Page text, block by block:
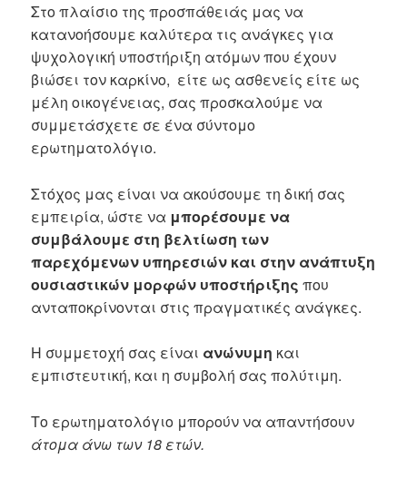
Στο πλαίσιο της προσπάθειάς μας να
κατανοήσουμε καλύτερα τις ανάγκες για
ψυχολογική υποστήριξη ατόμων που έχουν
βιώσει τον καρκίνο, είτε ως ασθενείς είτε ως
μέλη οικογένειας, σας προσκαλούμε να
συμμετάσχετε σε ένα σύντομο
ερωτηματολόγιο.
Στόχος μας είναι να ακούσουμε τη δική σας
εμπειρία, ώστε να μπορέσουμε να
συμβάλουμε στη βελτίωση των
παρεχόμενων υπηρεσιών και στην ανάπτυξη
ουσιαστικών μορφών υποστήριξης που
ανταποκρίνονται στις πραγματικές ανάγκες.
Η συμμετοχή σας είναι ανώνυμη και
εμπιστευτική, και η συμβολή σας πολύτιμη.
Το ερωτηματολόγιο μπορούν να απαντήσουν
άτομα άνω των 18 ετών.